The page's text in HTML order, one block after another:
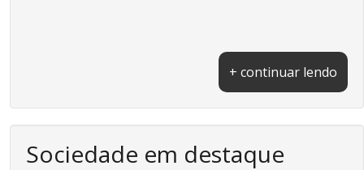
+ continuar lendo
Sociedade em destaque